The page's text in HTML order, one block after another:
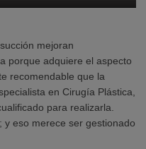
mejoran
porque adquiere el aspecto
recomendable que la
en Cirugía Plástica,
para realizarla.
y eso merece ser gestionado